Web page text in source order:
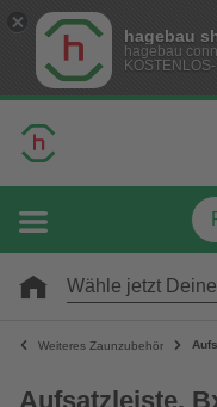
hagebau
hagebau
Wähle jetzt
Weiteres Zaunzubehör
Aufsatzleiste,